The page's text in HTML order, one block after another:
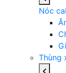
Nóc
Thùng